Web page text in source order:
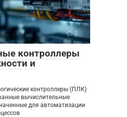
0
контроллеры
и
контроллеры (ПЛК)
вычислительные
для автоматизации